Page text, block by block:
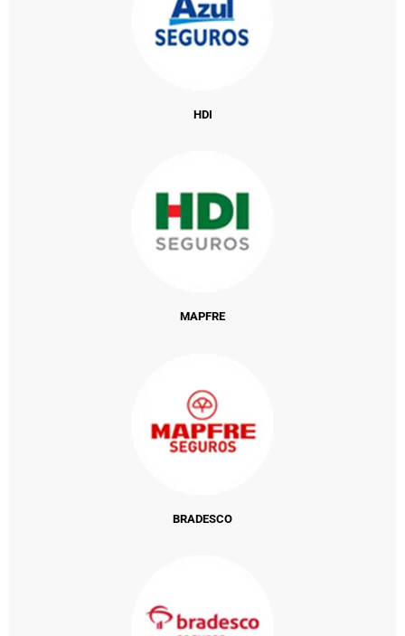
HDI
MAPFRE
BRADESCO